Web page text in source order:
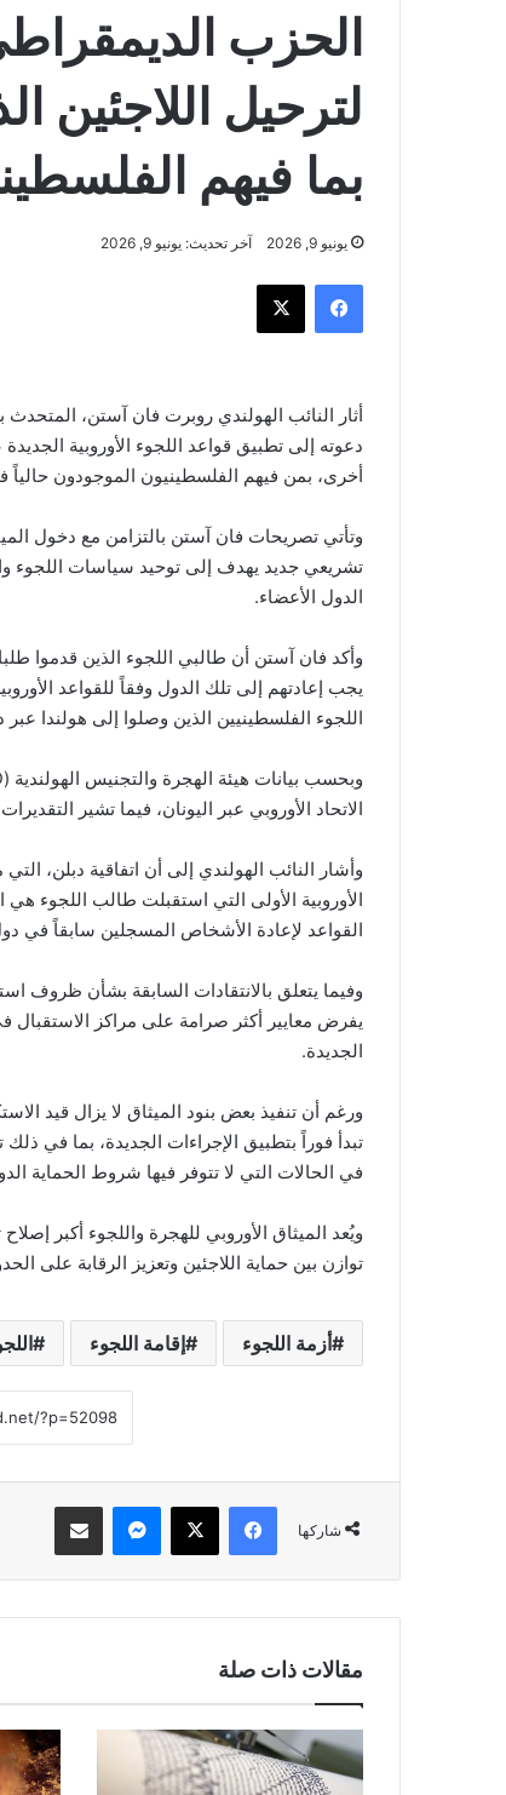
الحزب
لترحيل اللاجئين
بما فيهم
يونيو 9, 2026 آخر تحديث: يونيو 9, 2026
فيسبوك ‫X
دعوته إلى تطبيق قواعد اللجوء الأوروبية
أخرى، بمن فيهم الفلسطينيون الموجودون حالياً
وتأتي تصريحات فان آستن بالتزامن مع دخول
تشريعي جديد يهدف إلى توحيد سياسات اللجوء
الدول الأعضاء.
وأكد فان آستن أن طالبي اللجوء الذين قدموا
يجب إعادتهم إلى تلك الدول وفقاً للقواعد
اللجوء الفلسطينيين الذين وصلوا إلى هولندا
الاتحاد الأوروبي عبر اليونان، فيما تشير
وأشار النائب الهولندي إلى أن اتفاقية دبلن،
الأوروبية الأولى التي استقبلت طالب اللجوء هي
القواعد لإعادة الأشخاص المسجلين سابقاً في
وفيما يتعلق بالانتقادات السابقة بشأن ظروف
يفرض معايير أكثر صرامة على مراكز الاستقبال في
الجديدة.
ورغم أن تنفيذ بعض بنود الميثاق لا يزال قيد
تبدأ فوراً بتطبيق الإجراءات الجديدة، بما في
في الحالات التي لا تتوفر فيها شروط الحماية
ويُعد الميثاق الأوروبي للهجرة واللجوء أكبر
توازن بين حماية اللاجئين وتعزيز الرقابة على
أزمة اللجوء إقامة اللجوء
شاركها
فيسبوك ‫X ماسنجر مشاركة عبر البريد
مقالات ذات صلة